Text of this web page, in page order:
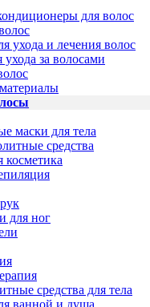
для волос
ухода и лечения волос
за волосами
маски для тела
средства
косметика
для ног
средства для тела